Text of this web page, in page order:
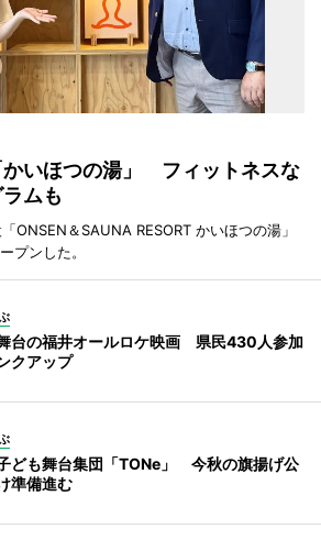
かいほつの湯」 フィットネスな
ムも
ONSEN＆SAUNA RESORT かいほつの湯」
プンした。
台の福井オールロケ映画 県民430人参加
クアップ
ども舞台集団「TONe」 今秋の旗揚げ公
準備進む